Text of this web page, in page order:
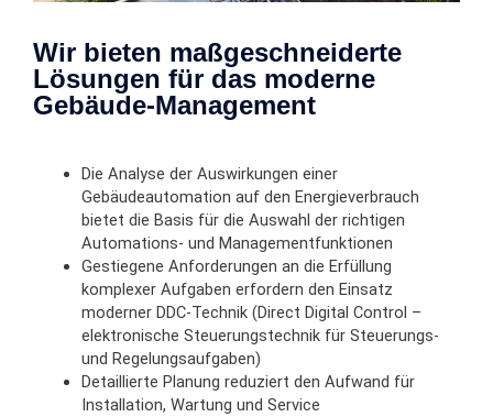
Wir bieten maßgeschneiderte
Lösungen für das moderne
Gebäude-Management
Die Analyse der Auswirkungen einer
Gebäudeautomation auf den Energieverbrauch
bietet die Basis für die Auswahl der richtigen
Automations- und Managementfunktionen
Gestiegene Anforderungen an die Erfüllung
komplexer Aufgaben erfordern den Einsatz
moderner DDC-Technik (Direct Digital Control –
elektronische Steuerungstechnik für Steuerungs-
und Regelungsaufgaben)
Detaillierte Planung reduziert den Aufwand für
Installation, Wartung und Service